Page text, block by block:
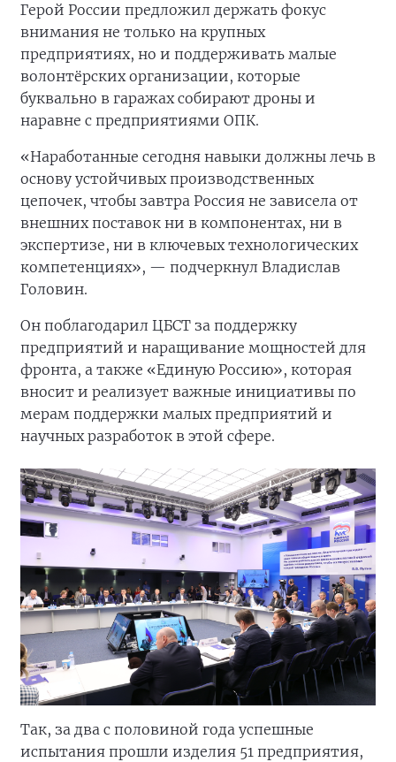
Герой России предложил держать фокус
внимания не только на крупных
предприятиях, но и поддерживать малые
волонтёрских организации, которые
буквально в гаражах собирают дроны и
наравне с предприятиями ОПК.
«Наработанные сегодня навыки должны лечь в
основу устойчивых производственных
цепочек, чтобы завтра Россия не зависела от
внешних поставок ни в компонентах, ни в
экспертизе, ни в ключевых технологических
компетенциях», — подчеркнул Владислав
Головин.
Он поблагодарил ЦБСТ за поддержку
предприятий и наращивание мощностей для
фронта, а также «Единую Россию», которая
вносит и реализует важные инициативы по
мерам поддержки малых предприятий и
научных разработок в этой сфере.
Так, за два с половиной года успешные
испытания прошли изделия 51 предприятия,